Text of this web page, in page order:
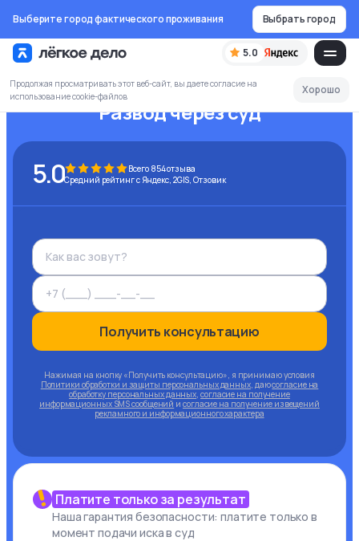
Выберите город фактического проживания Выбрать город
5.0
Продолжая просматривать этот веб-сайт, вы даете согласие на
использование cookie-файлов
Хорошо
Развод через суд
5.0 Всего 854отзыва
Средний рейтинг с Яндекс, 2GIS, Отзовик
Получить консультацию
Нажимая на кнопку «Получить консультацию», я принимаю условия
Политики обработки и защиты персональных данных, даюсогласие на
обработку персональных данных, согласие на получение
информационных SMS сообщений и согласие на получение извещений
рекламного и информационного характера
Платите только за результат
Наша гарантия безопасности: платите только в
момент подачи иска в суд